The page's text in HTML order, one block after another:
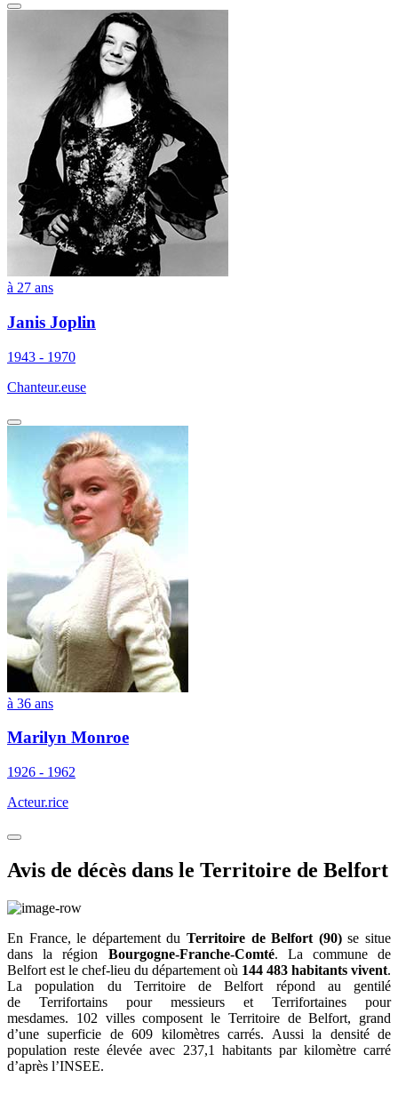
à 27 ans
Janis Joplin
1943 - 1970
Chanteur.euse
à 36 ans
Marilyn Monroe
1926 - 1962
Acteur.rice
Avis de décès dans le Territoire de Belfort
En France, le département du Territoire de Belfort (90)se situe
dans la région Bourgogne-Franche-Comté. La commune de
Belfort est le chef-lieu du département où 144 483 habitants vivent.
La population du Territoire de Belfort répond au gentilé
de Terrifortains pour messieurs et Terrifortaines pour
mesdames. 102 villes composent le Territoire de Belfort, grand
d’une superficie de609 kilomètres carrés. Aussi la densité de
population reste élevée avec 237,1
habitants par kilomètre carré
d’après l’INSEE.